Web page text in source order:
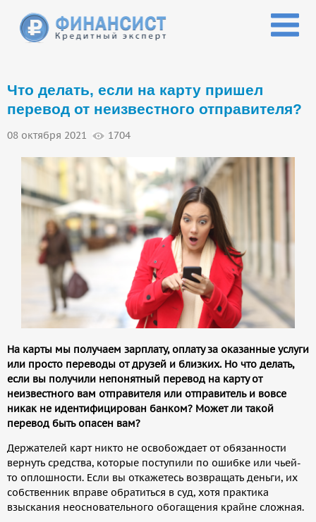
Что делать, если на карту пришел
перевод от неизвестного отправителя?
08 октября 2021 1704
На карты мы получаем зарплату, оплату за оказанные услуги
или просто переводы от друзей и близких. Но что делать,
если вы получили непонятный перевод на карту от
неизвестного вам отправителя или отправитель и вовсе
никак не идентифицирован банком? Может ли такой
перевод быть опасен вам?
Держателей карт никто не освобождает от обязанности
вернуть средства, которые поступили по ошибке или чьей-
то оплошности. Если вы откажетесь возвращать деньги, их
собственник вправе обратиться в суд, хотя практика
взыскания неосновательного обогащения крайне сложная.